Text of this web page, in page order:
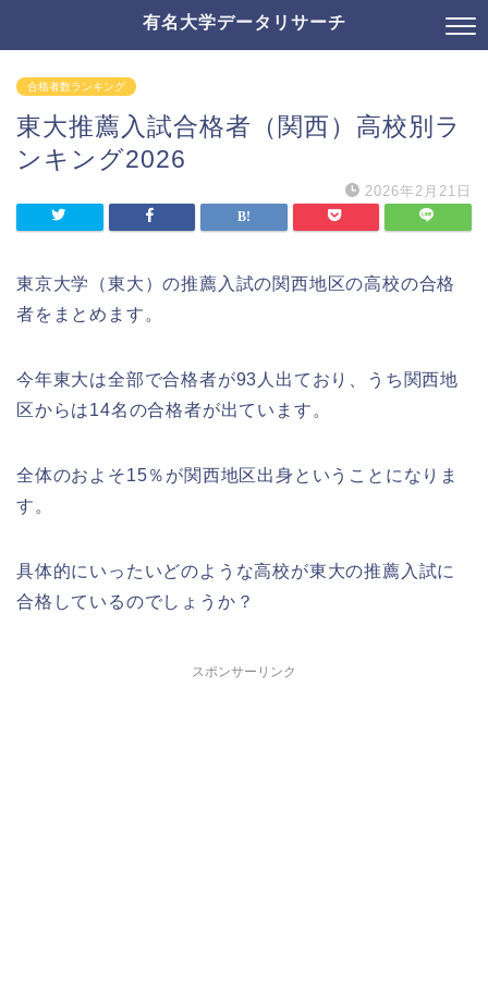
有名大学データリサーチ
合格者数ランキング
東大推薦入試合格者（関西）高校別ラ
ンキング2026
2026年2月21日
東京大学（東大）の推薦入試の関西地区の高校の合格
者をまとめます。
今年東大は全部で合格者が93人出ており、うち関西地
区からは14名の合格者が出ています。
全体のおよそ15％が関西地区出身ということになりま
す。
具体的にいったいどのような高校が東大の推薦入試に
合格しているのでしょうか？
スポンサーリンク